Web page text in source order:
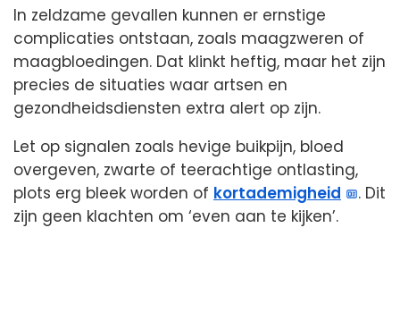
In zeldzame gevallen kunnen er ernstige
complicaties ontstaan, zoals maagzweren of
maagbloedingen. Dat klinkt heftig, maar het zijn
precies de situaties waar artsen en
gezondheidsdiensten extra alert op zijn.
Let op signalen zoals hevige buikpijn, bloed
overgeven, zwarte of teerachtige ontlasting,
plots erg bleek worden of kortademigheid
. Dit
zijn geen klachten om ‘even aan te kijken’.